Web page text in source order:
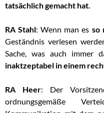
tatsächlich gemacht hat.
RA Stahl: Wenn man es so
Geständnis verlesen
Sache, was auch immer
inaktzeptabel in einem
RA Heer: Der
ordnungsgemäße